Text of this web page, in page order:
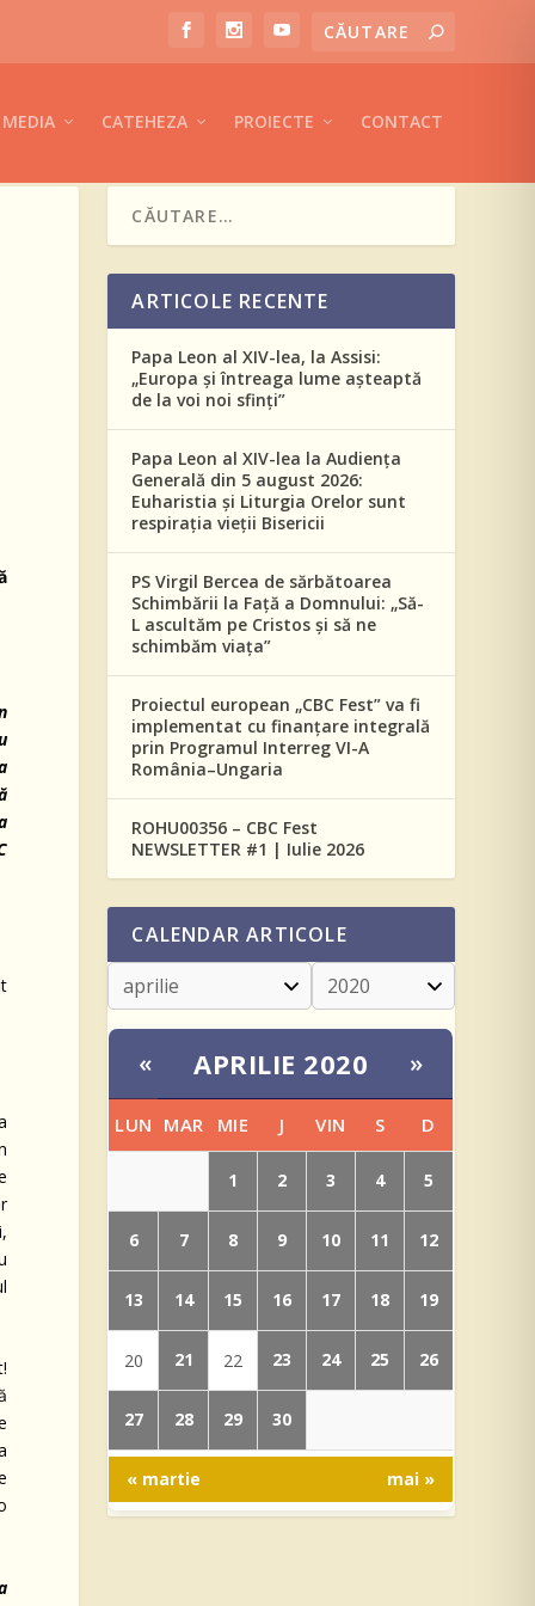
MEDIA CATEHEZA PROIECTE CONTACT
ARTICOLE RECENTE
Papa Leon al XIV-lea, la Assisi:
„Europa și întreaga lume așteaptă
de la voi noi sfinți”
Papa Leon al XIV-lea la Audiența
Generală din 5 august 2026:
Euharistia și Liturgia Orelor sunt
respirația vieții Bisericii
PS Virgil Bercea de sărbătoarea
Schimbării la Față a Domnului: „Să-
L ascultăm pe Cristos și să ne
schimbăm viața”
Proiectul european „CBC Fest” va fi
implementat cu finanțare integrală
prin Programul Interreg VI-A
România–Ungaria
ROHU00356 – CBC Fest
NEWSLETTER #1 | Iulie 2026
CALENDAR ARTICOLE
« APRILIE 2020 »
LUN MAR MIE J VIN S D
1 2 3 4 5
6 7 8 9 10 11 12
13 14 15 16 17 18 19
20 21 22 23 24 25 26
27 28 29 30
« martie mai »